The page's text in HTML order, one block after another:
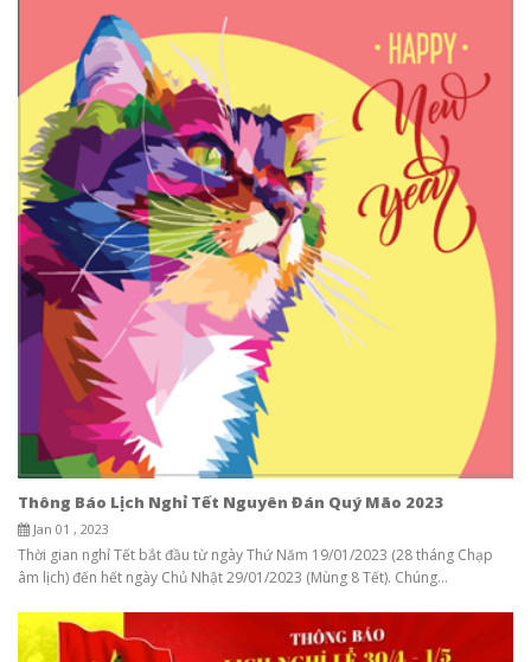
Thông Báo Lịch Nghỉ Tết Nguyên Đán Quý Mão 2023
Jan 01 , 2023
Thời gian nghỉ Tết bắt đầu từ ngày Thứ Năm 19/01/2023 (28 tháng Chạp
âm lịch) đến hết ngày Chủ Nhật 29/01/2023 (Mùng 8 Tết). Chúng...